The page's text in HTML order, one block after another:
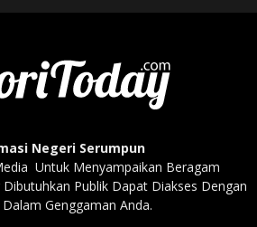
Negeri Serumpun
Untuk Menyampaikan Beragam
Publik Dapat Diakses Dengan
Genggaman Anda.